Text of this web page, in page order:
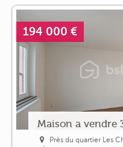
194 000 €
Maison a vendre
Près du quartier Les